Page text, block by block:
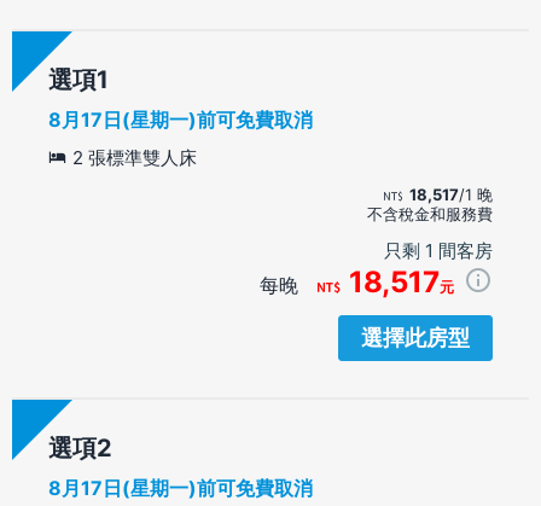
選項
8月17日(星期一)前可免費取消
2 張標準雙人床
18,517/1 晚
不含稅金和服務費
只剩 1 間客房
每晚 18,517元
選擇此房型
選項
8月17日(星期一)前可免費取消